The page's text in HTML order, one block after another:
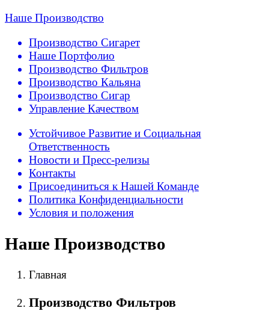
Наше Производство
Производство Сигарет
Наше Портфолио
Производство Фильтров
Производство Кальяна
Производство Сигар
Управление Качеством
Устойчивое Развитие и Социальная
Ответственность
Новости и Пресс-релизы
Контакты
Присоединиться к Нашей Команде
Политика Конфиденциальности
Условия и положения
Наше Производство
Главная
Производство Фильтров